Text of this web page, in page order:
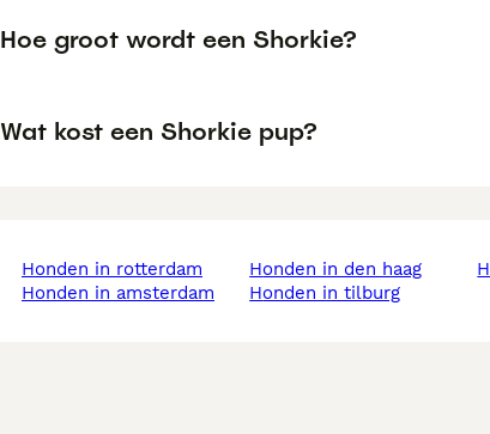
Hoe groot wordt een Shorkie?
Wat kost een Shorkie pup?
honden in rotterdam
honden in amsterdam
honden in den haag
honden in tilburg